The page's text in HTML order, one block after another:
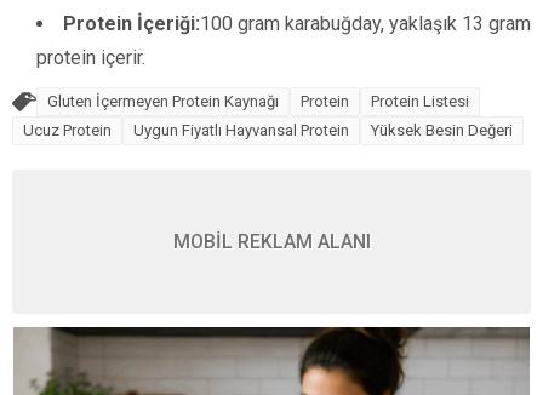
Protein İçeriği:100 gram karabuğday, yaklaşık 13 gram
protein içerir.
Gluten İçermeyen Protein Kaynağı Protein
Protein Listesi
Ucuz Protein
Uygun Fiyatlı Hayvansal Protein Yüksek Besin Değeri
MOBİL REKLAM ALANI